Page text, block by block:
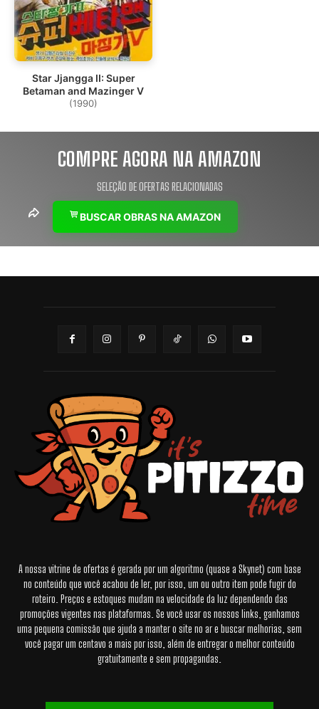
Star Jjangga II: Super
Betaman and Mazinger V
(1990)
COMPRE AGORA NA AMAZON
SELEÇÃO DE OFERTAS RELACIONADAS
BUSCAR OBRAS NA AMAZON
A nossa vitrine de ofertas é gerada por um algoritmo (quase a Skynet) com base
no conteúdo que você acabou de ler, por isso, um ou outro item pode fugir do
roteiro. Preços e estoques mudam na velocidade da luz dependendo das
promoções vigentes nas plataformas. Se você usar os nossos links, ganhamos
uma pequena comissão que ajuda a manter o site no ar e buscar melhorias, sem
você pagar um centavo a mais por isso, além de entregar o melhor conteúdo
gratuitamente e sem propagandas.